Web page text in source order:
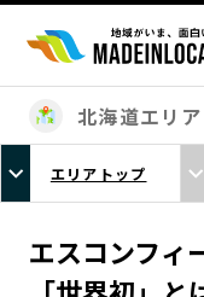
エリアから
北海道エリア
秋田エリア
北海道エリア
エリアトップ
エスコンフ